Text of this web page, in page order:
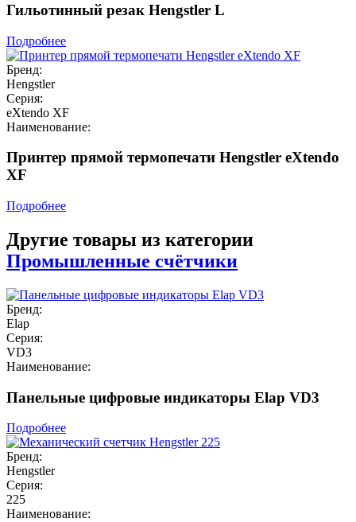
Гильотинный резак Hengstler L
Подробнее
Бренд:
Hengstler
Серия:
eXtendo XF
Наименование:
Принтер прямой термопечати Hengstler eXtendo
XF
Подробнее
Другие товары из категории
Промышленные счётчики
Бренд:
Elap
Серия:
VD3
Наименование:
Панельные цифровые индикаторы Elap VD3
Подробнее
Бренд:
Hengstler
Серия:
225
Наименование: